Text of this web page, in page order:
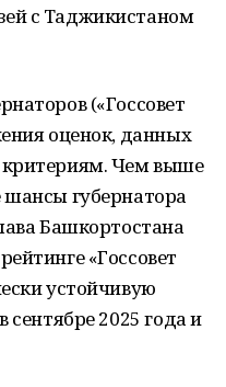
с Таджикистаном
(«Госсовет
оценок, данных
критериям. Чем выше
губернатора
Башкортостана
«Госсовет
устойчивую
сентябре 2025 года и